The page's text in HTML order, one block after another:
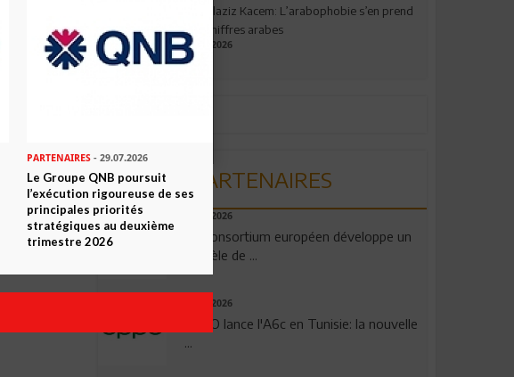
Envoyer
Abdelaziz Kacem: L’arabophobie s’en prend
aux chiffres arabes
09.07.2026
PARTENAIRES
06.08.2026
Un consortium européen développe un
modèle de ...
04.08.2026
OPPO lance l'A6c en Tunisie: la nouvelle
...
PARTENAIRES- 29.07.2026
Le Groupe QNB poursuit
l’exécution rigoureuse de ses
principales priorités
stratégiques au deuxième
trimestre 2026